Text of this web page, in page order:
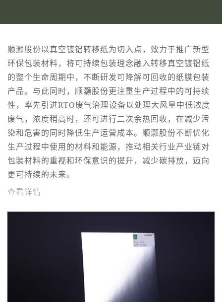
顺灏股份以真空镀铝转移纸为切入点，致力于推广新型
环保包装材料，将可持续包装理念融入转移真空镀铝纸
的整个生命周期中，不断研发可降解可回收的纸膜包装
产品。与此同时，顺灏股份更注重生产过程中的可持续
性，率先引进RTO废气治理设备以处理大风量中低浓度
废气，浓度稍高时，还可进行二次余热回收，在减少污
染和危害的同时降低生产运营成本。顺灏股份不断优化
生产过程中使用的材料和能源，推动相关行业产业链对
包装材料的重视和环保意识的提升，减少碳排放，迈向
更可持续的未来。
查看详情